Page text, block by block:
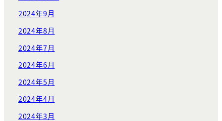
2024年9月
2024年8月
2024年7月
2024年6月
2024年5月
2024年4月
2024年3月